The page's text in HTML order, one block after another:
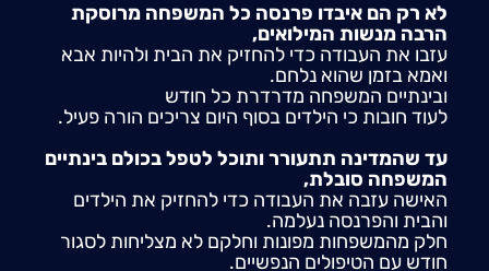
לא רק הם איבדו פרנסה כל המשפחה מרוסקת
הרבה מנשות המילואים,
עזבו את העבודה כדי להחזיק את הבית ולהיות אבא
ואמא בזמן שהוא נלחם.
ובינתיים המשפחה מדרדרת כל חודש
לעוד חובות כי הילדים בסוף היום צריכים הורה פעיל.
עד שהמדינה תתעורר ותוכל לטפל בכולם בינתיים
המשפחה סובלת,
האישה עזבה את העבודה כדי להחזיק את הילדים
והבית והפרנסה נעלמה.
חלק מהמשפחות מפונות וחלקם לא מצליחות לסגור
חודש עם הטיפולים הנפשיים.